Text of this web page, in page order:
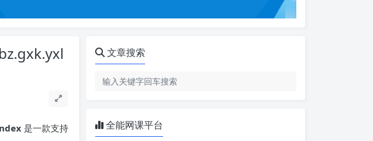
是一款支持
文章搜索
全能网课平台